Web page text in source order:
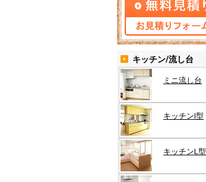
キッチン/流し台
ミニ流し台
キッチンI型
キッチンL型